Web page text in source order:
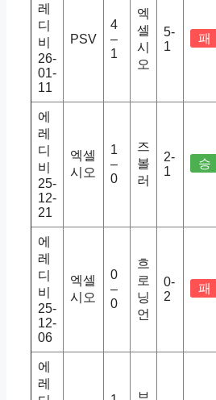
레
디
비
26-
01-
11
PSV
4
–
1
엑
셀
시
오
5-
1
패
에
레
디
비
25-
12-
21
엑셀
시오
1
–
0
즈
볼
러
2-
1
승
에
레
디
비
25-
12-
06
엑셀
시오
0
–
0
흐
로
닝
언
0-
2
패
에
레
브